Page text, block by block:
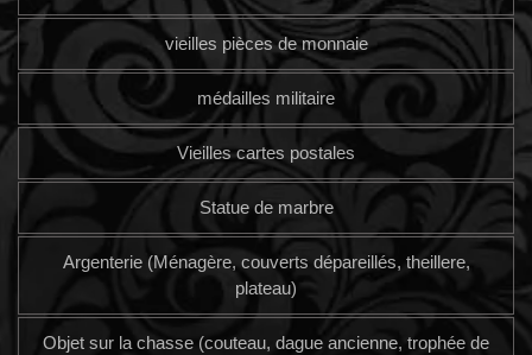
vieilles pièces de monnaie
médailles militaire
Vieilles cartes postales
Statue de marbre
Argenterie (Ménagère, couverts dépareillés, theillere,
plateau)
Objet sur la chasse (couteau, dague ancienne, trophée de